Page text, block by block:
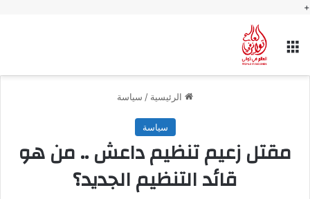
+
القائمة
الرئيسية / سياسة
سياسة
مقتل زعيم تنظيم داعش .. من هو
قائد التنظيم الجديد؟